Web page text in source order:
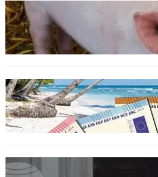
Тревога във
по свинете е
ИКОНОМИКА
Край на цените в
етикетите ще са